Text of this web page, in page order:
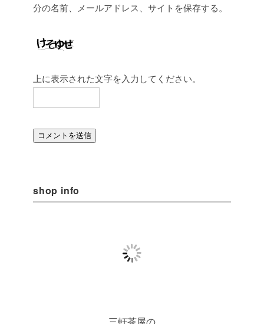
分の名前、メールアドレス、サイトを保存する。
上に表示された文字を入力してください。
shop info
三軒茶屋の